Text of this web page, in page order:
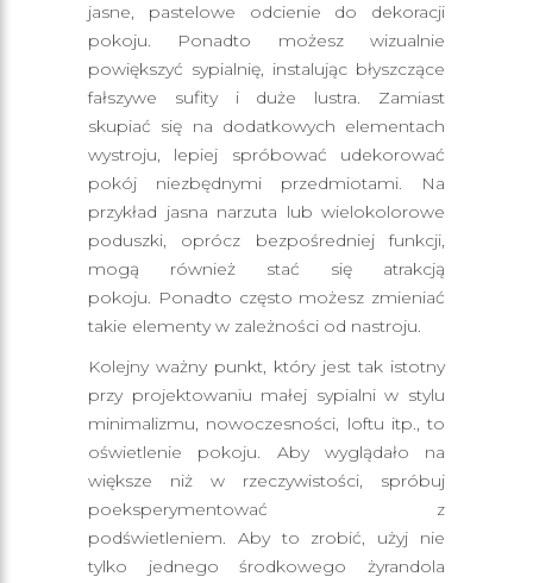
jasne, pastelowe odcienie do dekoracji
pokoju. Ponadto możesz wizualnie
powiększyć sypialnię, instalując błyszczące
fałszywe sufity i duże lustra. Zamiast
skupiać się na dodatkowych elementach
wystroju, lepiej spróbować udekorować
pokój niezbędnymi przedmiotami. Na
przykład jasna narzuta lub wielokolorowe
poduszki, oprócz bezpośredniej funkcji,
mogą również stać się atrakcją
pokoju. Ponadto często możesz zmieniać
takie elementy w zależności od nastroju.
Kolejny ważny punkt, który jest tak istotny
przy projektowaniu małej sypialni w stylu
minimalizmu, nowoczesności, loftu itp., to
oświetlenie pokoju. Aby wyglądało na
większe niż w rzeczywistości, spróbuj
poeksperymentować z
podświetleniem. Aby to zrobić, użyj nie
tylko jednego środkowego żyrandola